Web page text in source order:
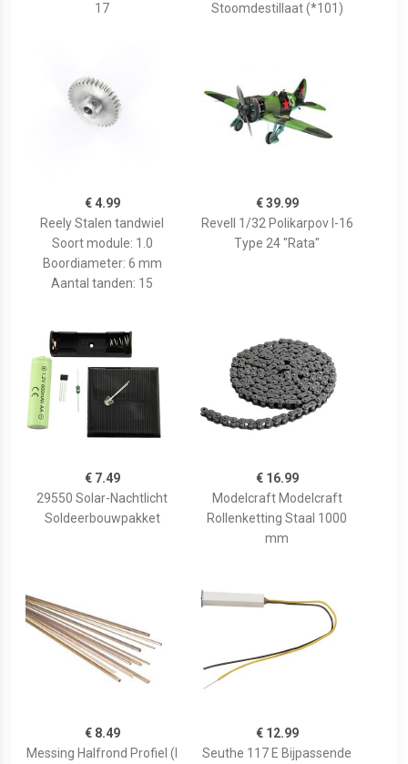
17 Stoomdestillaat (*101)
€ 4.99
Reely Stalen tandwiel
Soort module: 1.0
Boordiameter: 6 mm
Aantal tanden: 15
€ 39.99
Revell 1/32 Polikarpov I-16
Type 24 "Rata"
€ 7.49
29550 Solar-Nachtlicht
Soldeerbouwpakket
€ 16.99
Modelcraft Modelcraft
Rollenketting Staal 1000
mm
€ 8.49
Messing Halfrond Profiel (l
€ 12.99
Seuthe 117 E Bijpassende